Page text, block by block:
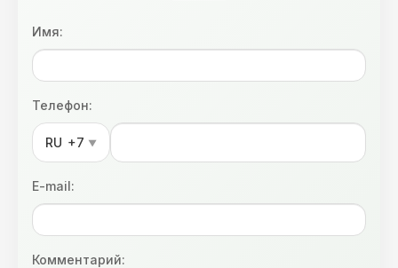
Имя:
Телефон:
RU +7 ▼
E-mail:
Комментарий: